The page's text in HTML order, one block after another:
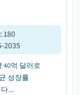
:180
2035
40억 달러로
성장률
....